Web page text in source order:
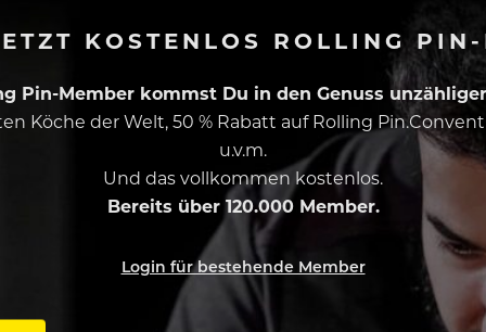
KOSTENLOS ROLLING
Pin-Member kommst Du in den Genuss
Köche der Welt, 50 % Rabatt auf Rolling
u.v.m.
Und das vollkommen kostenlos.
Bereits über 120.000 Member.
Login für bestehende Member